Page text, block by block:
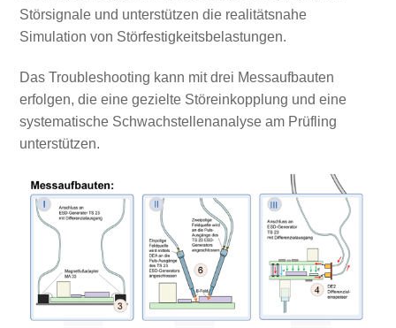
Störsignale und unterstützen die realitätsnahe
Simulation von Störfestigkeitsbelastungen.
Das Troubleshooting kann mit drei Messaufbauten
erfolgen, die eine gezielte Störeinkopplung und eine
systematische Schwachstellenanalyse am Prüfling
unterstützen.